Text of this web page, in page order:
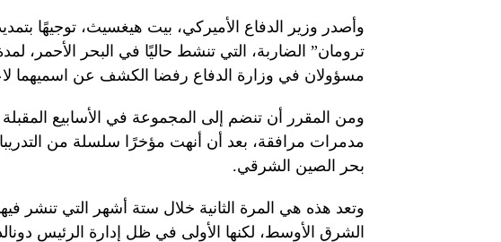
وأصدر وزير الدفاع الأميركي، بيت هيغسيث، توجيهًا
ترومان” الضاربة، التي تنشط حاليًا في البحر الأحمر،
مسؤولان في وزارة الدفاع رفضا الكشف عن اسميهما
ومن المقرر أن تنضم إلى المجموعة في الأسابيع
مدمرات مرافقة، بعد أن أنهت مؤخرًا سلسلة من
بحر الصين الشرقي.
وتعد هذه هي المرة الثانية خلال ستة أشهر التي تنشر
الشرق الأوسط، لكنها الأولى في ظل إدارة الرئيس